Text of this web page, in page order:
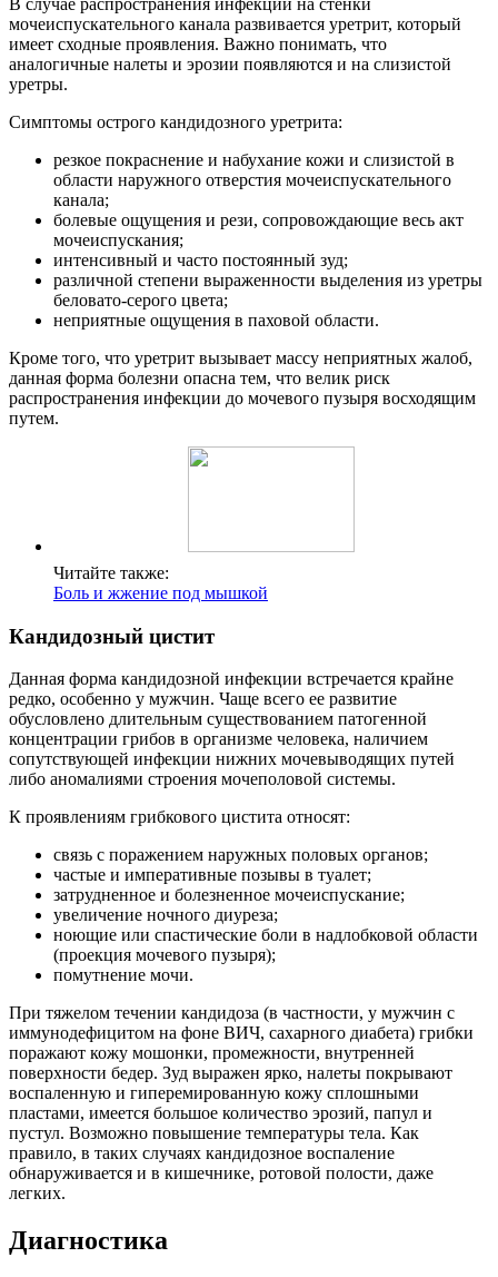
В случае распространения инфекции на стенки
мочеиспускательного канала развивается уретрит, который
имеет сходные проявления. Важно понимать, что
аналогичные налеты и эрозии появляются и на слизистой
уретры.
Симптомы острого кандидозного уретрита:
резкое покраснение и набухание кожи и слизистой в
области наружного отверстия мочеиспускательного
канала;
болевые ощущения и рези, сопровождающие весь акт
мочеиспускания;
интенсивный и часто постоянный зуд;
различной степени выраженности выделения из уретры
беловато-серого цвета;
неприятные ощущения в паховой области.
Кроме того, что уретрит вызывает массу неприятных жалоб,
данная форма болезни опасна тем, что велик риск
распространения инфекции до мочевого пузыря восходящим
путем.
Читайте также:
Боль и жжение под мышкой
Кандидозный цистит
Данная форма кандидозной инфекции встречается крайне
редко, особенно у мужчин. Чаще всего ее развитие
обусловлено длительным существованием патогенной
концентрации грибов в организме человека, наличием
сопутствующей инфекции нижних мочевыводящих путей
либо аномалиями строения мочеполовой системы.
К проявлениям грибкового цистита относят:
связь с поражением наружных половых органов;
частые и императивные позывы в туалет;
затрудненное и болезненное мочеиспускание;
увеличение ночного диуреза;
ноющие или спастические боли в надлобковой области
(проекция мочевого пузыря);
помутнение мочи.
При тяжелом течении кандидоза (в частности, у мужчин с
иммунодефицитом на фоне ВИЧ, сахарного диабета) грибки
поражают кожу мошонки, промежности, внутренней
поверхности бедер. Зуд выражен ярко, налеты покрывают
воспаленную и гиперемированную кожу сплошными
пластами, имеется большое количество эрозий, папул и
пустул. Возможно повышение температуры тела. Как
правило, в таких случаях кандидозное воспаление
обнаруживается и в кишечнике, ротовой полости, даже
легких.
Диагностика